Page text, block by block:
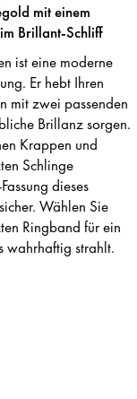
mit einem
Brillant-Schliff
ist eine moderne
Er hebt Ihren
mit zwei passenden
Brillanz sorgen.
Krappen und
Schlinge
dieses
Wählen Sie
Ringband für ein
wahrhaftig strahlt.